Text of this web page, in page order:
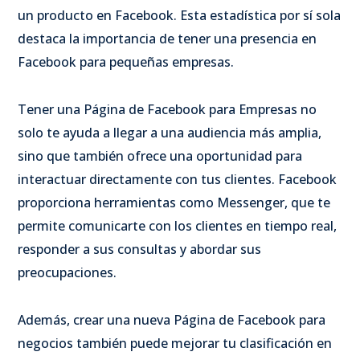
un producto en Facebook. Esta estadística por sí sola
destaca la importancia de tener una presencia en
Facebook para pequeñas empresas.
Tener una Página de Facebook para Empresas no
solo te ayuda a llegar a una audiencia más amplia,
sino que también ofrece una oportunidad para
interactuar directamente con tus clientes. Facebook
proporciona herramientas como Messenger, que te
permite comunicarte con los clientes en tiempo real,
responder a sus consultas y abordar sus
preocupaciones.
Además, crear una nueva Página de Facebook para
negocios también puede mejorar tu clasificación en